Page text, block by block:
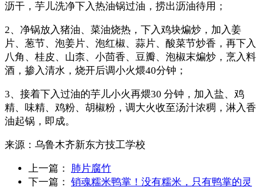
沥干，芋儿洗净下入热油锅过油，捞出沥油待用；
2、净锅放入猪油、菜油烧热，下入鸡块煸炒，加入姜
片、葱节、泡姜片、泡红椒、蒜片、酸菜节炒香，再下入
八角、桂皮、山柰、小茴香、豆瓣、泡椒末煸炒，烹入料
酒，掺入清水，烧开后调小火煨40分钟；
3、接着下入过油的芋儿小火再煨30 分钟，加入盐、鸡
精、味精、鸡粉、胡椒粉，调大火收至汤汁浓稠，淋入香
油起锅，即成。
来源： 乌鲁木齐新东方技工学校
上一篇： 肺片腐竹
下一篇： 销魂糯米鸭掌！没有糯米，只有鸭掌的灵